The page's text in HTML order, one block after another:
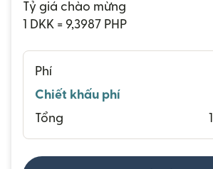
Tỷ giá chào mừng
1 DKK = 9,3987 PHP
Phí
Chiết khấu phí
Tổng